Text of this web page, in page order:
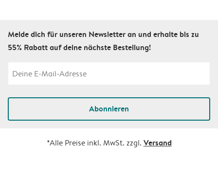
Melde dich für unseren Newsletter an und erhalte bis zu
55% Rabatt auf deine nächste Bestellung!
Abonnieren
*Alle Preise inkl. MwSt. zzgl. Versand